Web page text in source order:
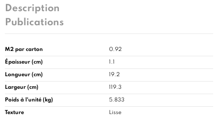
Description
Publications
M2 par carton 0.92
Épaisseur (cm) 1.1
Longueur (cm) 19.2
Largeur (cm) 119.3
Poids à l'unité (kg) 5.833
Texture Lisse